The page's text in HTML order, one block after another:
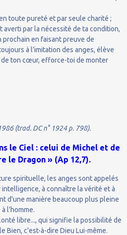
toute pureté et par seule charité ;
averti par la nécessité de ta condition,
en faisant preuve de
à l’imitation des anges, élève
de ton cœur, efforce-toi de monter
(trad. DC n° 1924 p. 798).
le Ciel : celui de Michel et de
le Dragon » (Ap 12,7).
spirituelle, les anges sont appelés
à connaître la vérité et à
d'une manière beaucoup plus pleine
l'homme.
libre..., qui signifie la possibilité de
Bien, c'est-à-dire Dieu Lui-même.